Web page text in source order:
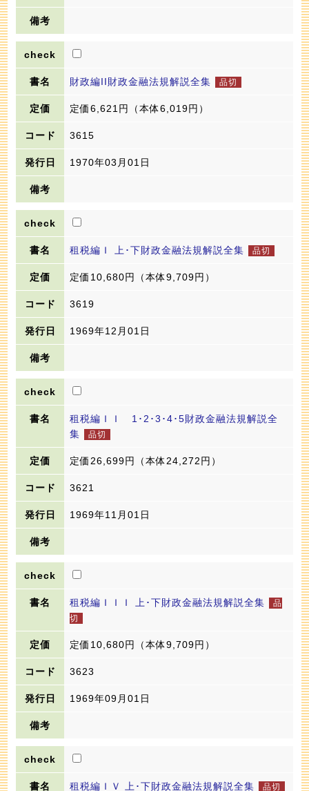
財政編II財政金融法規解説全集
定価6,621円 （本体6,019円）
3615
1970年03月01日
租税編Ｉ 上･下財政金融法規解説全集
定価10,680円 （本体9,709円）
3619
1969年12月01日
租税編ＩＩ 1･2･3･4･5財政金融法規解説全
集
定価26,699円 （本体24,272円）
3621
1969年11月01日
租税編ＩＩＩ 上･下財政金融法規解説全集
定価10,680円 （本体9,709円）
3623
1969年09月01日
租税編ＩＶ 上･下財政金融法規解説全集